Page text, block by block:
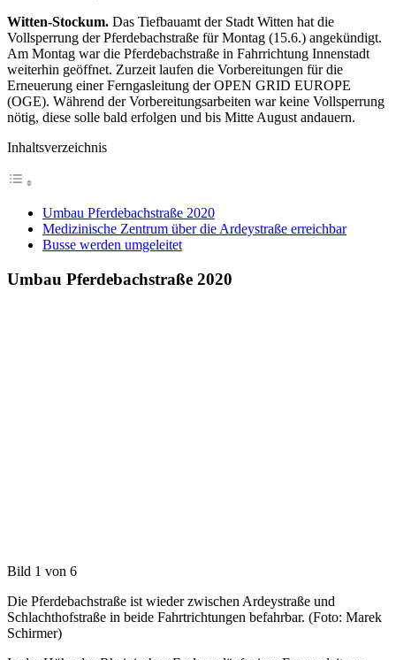
Witten-Stockum. Das Tiefbauamt der Stadt Witten hat die
Vollsperrung der Pferdebachstraße für Montag (15.6.) angekündigt.
Am Montag war die Pferdebachstraße in Fahrrichtung Innenstadt
weiterhin geöffnet. Zurzeit laufen die Vorbereitungen für die
Erneuerung einer Ferngasleitung der OPEN GRID EUROPE
(OGE). Während der Vorbereitungsarbeiten war keine Vollsperrung
nötig, diese solle bald erfolgen und bis Mitte August andauern.
Inhaltsverzeichnis
Umbau Pferdebachstraße 2020
Medizinische Zentrum über die Ardeystraße erreichbar
Busse werden umgeleitet
Umbau Pferdebachstraße 2020
Bild 1 von 6
Die Pferdebachstraße ist wieder zwischen Ardeystraße und
Schlachthofstraße in beide Fahrtrichtungen befahrbar. (Foto: Marek
Schirmer)